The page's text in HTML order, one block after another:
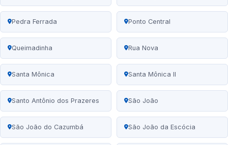
Pedra Ferrada Ponto Central
Queimadinha Rua Nova
Santa Mônica Santa Mônica II
Santo Antônio dos Prazeres São João
São João do Cazumbá São João da Escócia